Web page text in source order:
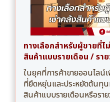
ทางเลือกสำหรับผู้ขายที่ไ
สินค้าแบบรายเดือน / รา
ในยุคที่การค้าขายออนไล
ที่ยืดหยุ่นและประหยัดต้นทุ
สินค้าแบบรายเดือนหรือรา